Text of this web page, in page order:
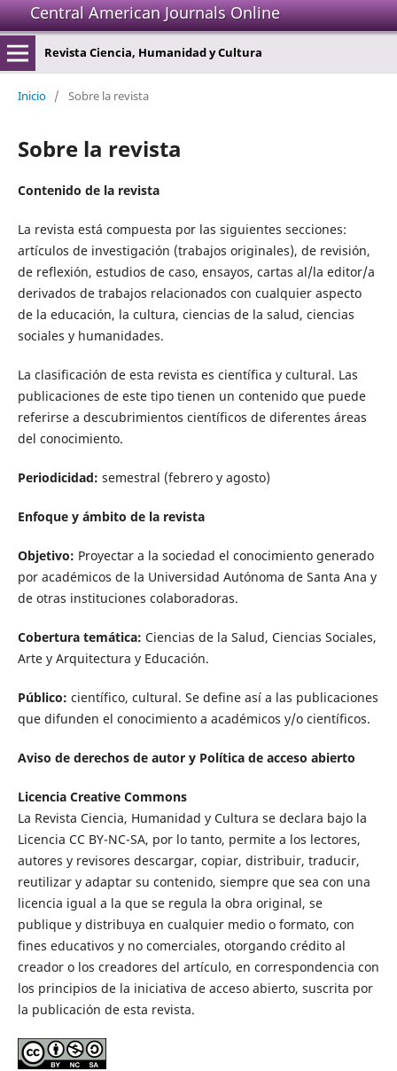
Central American Journals Online
Revista Ciencia, Humanidad y Cultura
Inicio / Sobre la revista
Sobre la revista
Contenido de la revista
La revista está compuesta por las siguientes secciones:
artículos de investigación (trabajos originales), de revisión,
de reflexión, estudios de caso, ensayos, cartas al/la editor/a
derivados de trabajos relacionados con cualquier aspecto
de la educación, la cultura, ciencias de la salud, ciencias
sociales y humanidades.
La clasificación de esta revista es científica y cultural. Las
publicaciones de este tipo tienen un contenido que puede
referirse a descubrimientos científicos de diferentes áreas
del conocimiento.
Periodicidad: semestral (febrero y agosto)
Enfoque y ámbito de la revista
Objetivo: Proyectar a la sociedad el conocimiento generado
por académicos de la Universidad Autónoma de Santa Ana y
de otras instituciones colaboradoras.
Cobertura temática: Ciencias de la Salud, Ciencias Sociales,
Arte y Arquitectura y Educación.
Público: científico, cultural. Se define así a las publicaciones
que difunden el conocimiento a académicos y/o científicos.
Aviso de derechos de autor y Política de acceso abierto
Licencia Creative Commons
La Revista Ciencia, Humanidad y Cultura se declara bajo la
Licencia CC BY-NC-SA, por lo tanto, permite a los lectores,
autores y revisores descargar, copiar, distribuir, traducir,
reutilizar y adaptar su contenido, siempre que sea con una
licencia igual a la que se regula la obra original, se
publique y distribuya en cualquier medio o formato, con
fines educativos y no comerciales, otorgando crédito al
creador o los creadores del artículo, en correspondencia con
los principios de la iniciativa de acceso abierto, suscrita por
la publicación de esta revista.